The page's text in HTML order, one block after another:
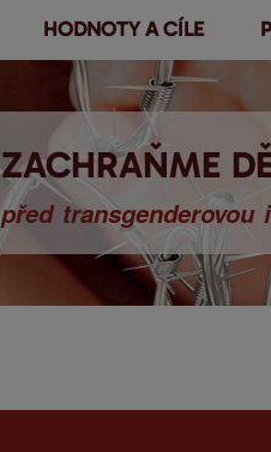
ZACHRAŇME
před transgenderovou
HODNOTY A CÍLE